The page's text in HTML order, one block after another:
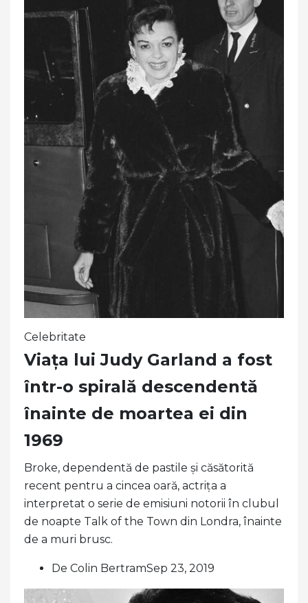
Celebritate
Viața lui Judy Garland a fost
într-o spirală descendentă
înainte de moartea ei din
1969
Broke, dependentă de pastile și căsătorită
recent pentru a cincea oară, actrița a
interpretat o serie de emisiuni notorii în clubul
de noapte Talk of the Town din Londra, înainte
de a muri brusc.
De Colin BertramSep 23, 2019